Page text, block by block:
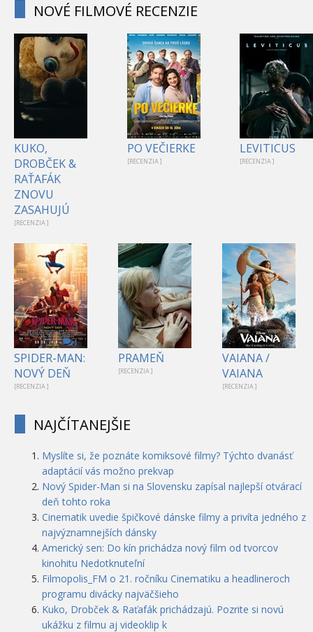
NOVÉ FILMOVÉ RECENZIE
KUKO,
DROBČEK &
RAŤAFÁK
ZNOVU
ZASAHUJÚ
[RECENZIA ]
PO VEČIERKE
[RECENZIA ]
LEVITICUS
[RECENZIA ]
1
SPIDER-MAN:
NOVÝ DEŇ
[RECENZIA ]
PRAMEŇ
[RECENZIA ]
VAIANA /
VAIANA
[RECENZIA ]
NAJČÍTANEJŠIE
Myslíte si, že poznáte komiksové filmy? Týchto dvanásť
adaptácií vás možno prekvap
Nový Spider-Man si na Slovensku zapísal najlepší otvárací
deň tohto roka
Cinematik uvedie špičkové dánske filmy a privíta jedného z
najvýznamnejších dánsky
Americký sen: Do kín prichádza nový film od tvorcov
kinohitu Nedotknuteľní
Filmopolis_FM o 21. ročníku Cinematiku a headlineroch
programu divácky najväčšieho
Kuko, Drobček & Raťafák prichádzajú. Pozrite si novú
ukážku z filmu aj videoklip k